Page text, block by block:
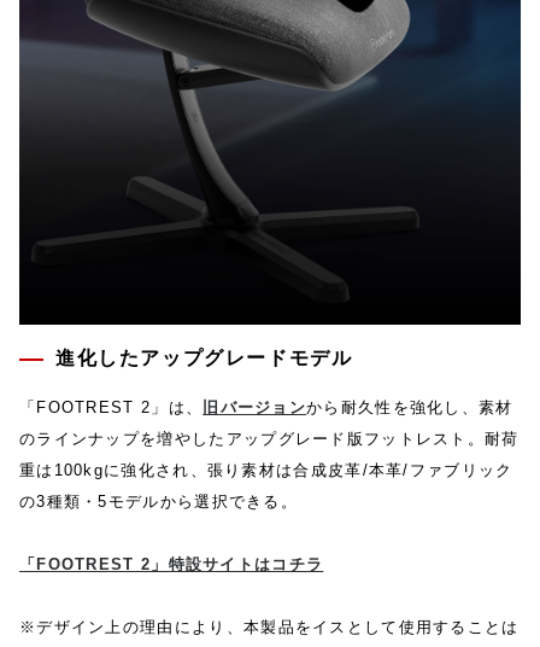
進化したアップグレードモデル
「FOOTREST 2」は、 旧バージョンから耐久性を強化し、素材
のラインナップを増やしたアップグレード版フットレスト。耐荷
重は100kgに強化され、張り素材は合成皮革/本革/ファブリック
の3種類・5モデルから選択できる。
「FOOTREST 2」特設サイトはコチラ
※デザイン上の理由により、本製品をイスとして使用することは